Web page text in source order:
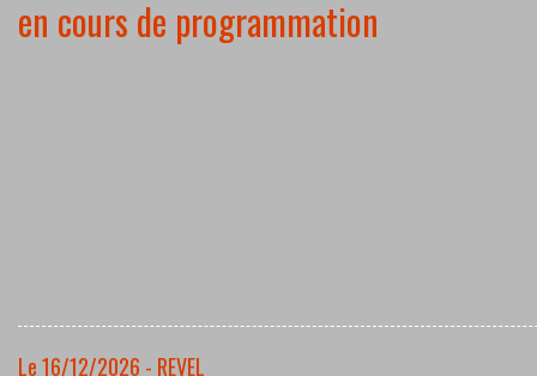
en cours de programmation
Le 16/12/2026 - REVEL